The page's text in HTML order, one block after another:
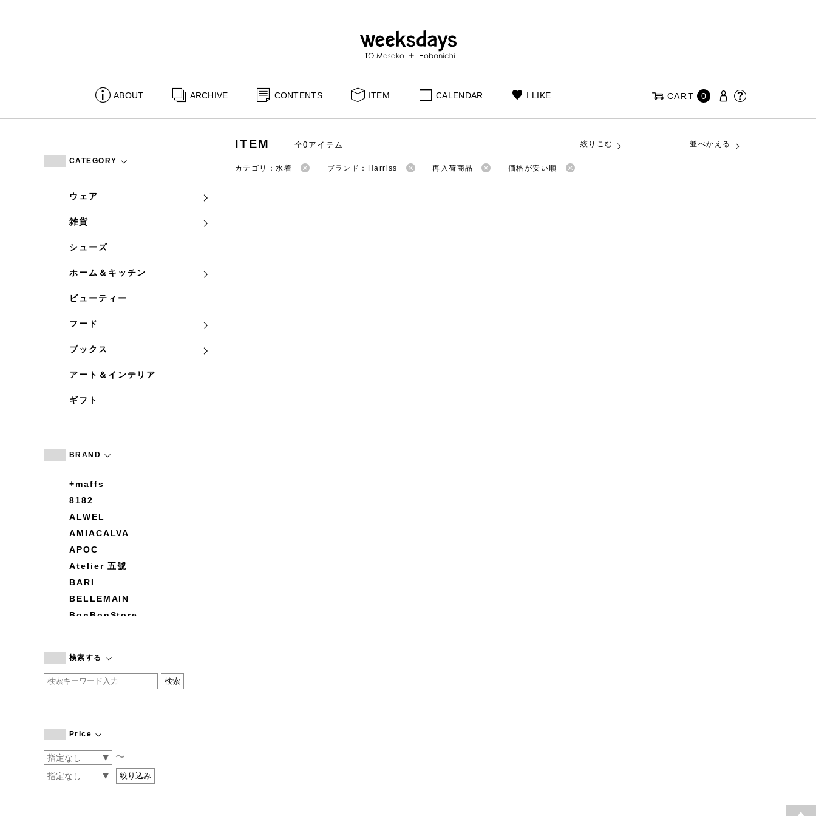
ABOUT ARCHIVE CONTENTS ITEM CALENDAR I LIKE CART 0
CATEGORY
ウェア
雑貨
シューズ
ホーム＆キッチン
ビューティー
フード
ブックス
アート＆インテリア
ギフト
BRAND
+maffs
8182
ALWEL
AMIACALVA
APOC
Atelier 五號
BARI
BELLEMAIN
BonBonStore
by basics
CATWORTH
COGTHEBIGSMOKE
CONVERSE
DEAN & DELUCA
検索する
Price
〜
ITEM 全0アイテム 絞りこむ 並べかえる
カテゴリ：水着 ブランド：Harriss 再入荷商品 価格が安い順